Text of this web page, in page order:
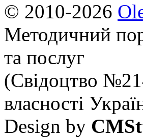
© 2010-2026
Методичний
та послуг
(Свідоцтво
власності
Design by